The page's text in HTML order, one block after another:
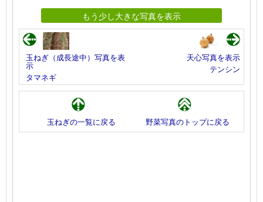
もう少し大きな写真を表示
玉ねぎ（成長途中）写真を表
示
タマネギ
天心写真を表示
テンシン
玉ねぎの一覧に戻る 野菜写真のトップに戻る